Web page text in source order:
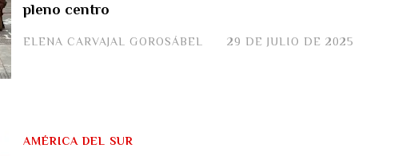
pleno centro
ELENA CARVAJAL GOROSÁBEL 29 DE JULIO DE 2025
AMÉRICA DEL SUR